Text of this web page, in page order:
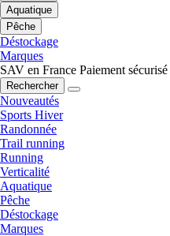
Aquatique
Pêche
Déstockage
Marques
SAV en France Paiement sécurisé
Rechercher
Nouveautés
Sports Hiver
Randonnée
Trail running
Running
Verticalité
Aquatique
Pêche
Déstockage
Marques